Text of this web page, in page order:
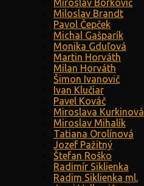
Miroslav Borkovič
Miloslav Brandt
Pavol Čepček
Michal Gašparík
Monika Gduľová
Martin Horváth
Milan Horváth
Šimon Ivanovič
Ivan Klučiar
Pavel Kováč
Miroslava Kurkinová
Miroslav Mihalík
Tatiana Orolínová
Jozef Pažitný
Štefan Roško
Radimír Siklienka
Radim Siklienka ml.